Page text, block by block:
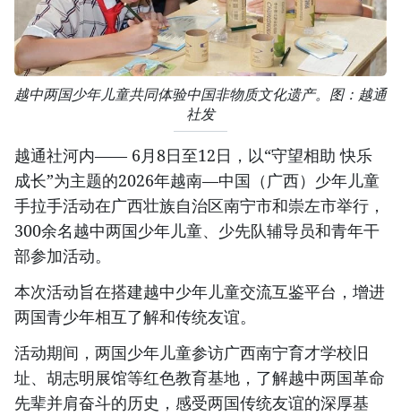
越中两国少年儿童共同体验中国非物质文化遗产。图：越通
社发
越通社河内—— 6月8日至12日，以“守望相助 快乐
成长”为主题的2026年越南—中国（广西）少年儿童
手拉手活动在广西壮族自治区南宁市和崇左市举行，
300余名越中两国少年儿童、少先队辅导员和青年干
部参加活动。
本次活动旨在搭建越中少年儿童交流互鉴平台，增进
两国青少年相互了解和传统友谊。
活动期间，两国少年儿童参访广西南宁育才学校旧
址、胡志明展馆等红色教育基地，了解越中两国革命
先辈并肩奋斗的历史，感受两国传统友谊的深厚基